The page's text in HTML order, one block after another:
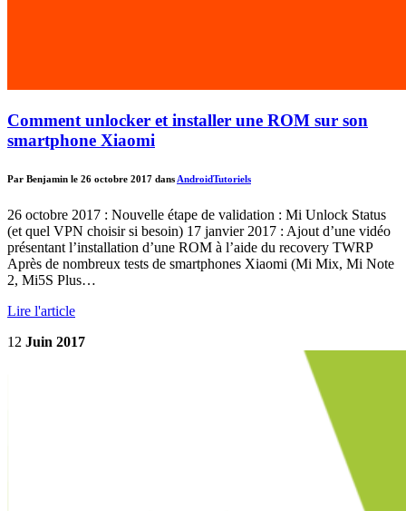
Comment unlocker et installer une ROM sur son
smartphone Xiaomi
Par Benjamin le 26 octobre 2017 dans AndroidTutoriels
26 octobre 2017 : Nouvelle étape de validation : Mi Unlock Status
(et quel VPN choisir si besoin) 17 janvier 2017 : Ajout d’une vidéo
présentant l’installation d’une ROM à l’aide du recovery TWRP
Après de nombreux tests de smartphones Xiaomi (Mi Mix, Mi Note
2, Mi5S Plus…
Lire l'article
12 Juin 2017